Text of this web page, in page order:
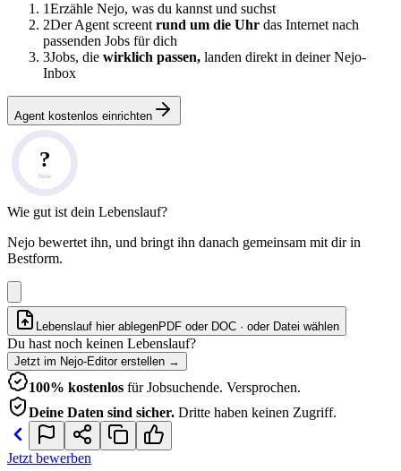
1Erzähle Nejo, was du kannst und suchst
2Der Agent screent rund um die Uhr das Internet nach
passenden Jobs für dich
3Jobs, die wirklich passen, landen direkt in deiner Nejo-
Inbox
Agent kostenlos einrichten
?
Note
Wie gut ist dein Lebenslauf?
Nejo bewertet ihn, und bringt ihn danach gemeinsam mit dir in
Bestform.
Lebenslauf hier ablegenPDF oder DOC · oder Datei wählen
Du hast noch keinen Lebenslauf?
Jetzt im Nejo-Editor erstellen →
100% kostenlos für Jobsuchende. Versprochen.
Deine Daten sind sicher. Dritte haben keinen Zugriff.
Jetzt bewerben